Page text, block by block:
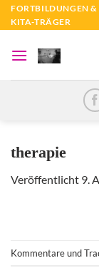
Zum
Inhalt
FORTBILDUNGEN
KITA-TRÄGER
therapie
Veröffentlicht 9.
Kommentare und